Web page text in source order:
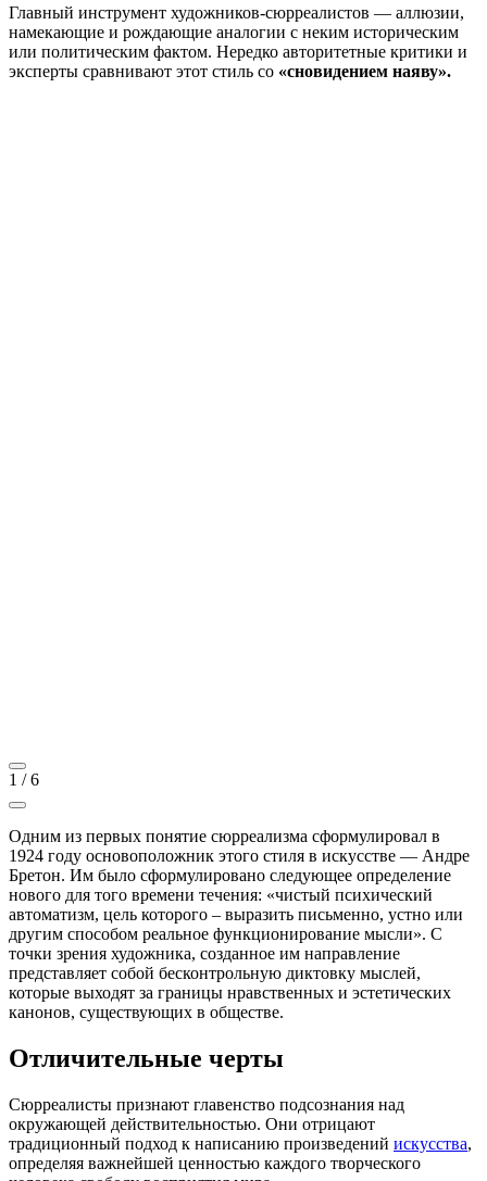
Главный инструмент художников-сюрреалистов — аллюзии,
намекающие и рождающие аналогии с неким историческим
или политическим фактом. Нередко авторитетные критики и
эксперты сравнивают этот стиль со «сновидением наяву».
1 /6
Одним из первых понятие сюрреализма сформулировал в
1924 году основоположник этого стиля в искусстве — Андре
Бретон. Им было сформулировано следующее определение
нового для того времени течения: «чистый психический
автоматизм, цель которого – выразить письменно, устно или
другим способом реальное функционирование мысли». С
точки зрения художника, созданное им направление
представляет собой бесконтрольную диктовку мыслей,
которые выходят за границы нравственных и эстетических
канонов, существующих в обществе.
Отличительные черты
Сюрреалисты признают главенство подсознания над
окружающей действительностью. Они отрицают
традиционный подход к написанию произведений искусства,
определяя важнейшей ценностью каждого творческого